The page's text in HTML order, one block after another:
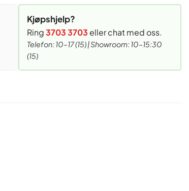
Kjøpshjelp?
Ring3703 3703 eller chat med oss.
Telefon: 10–17 (15) | Showroom: 10–15:30
(15)